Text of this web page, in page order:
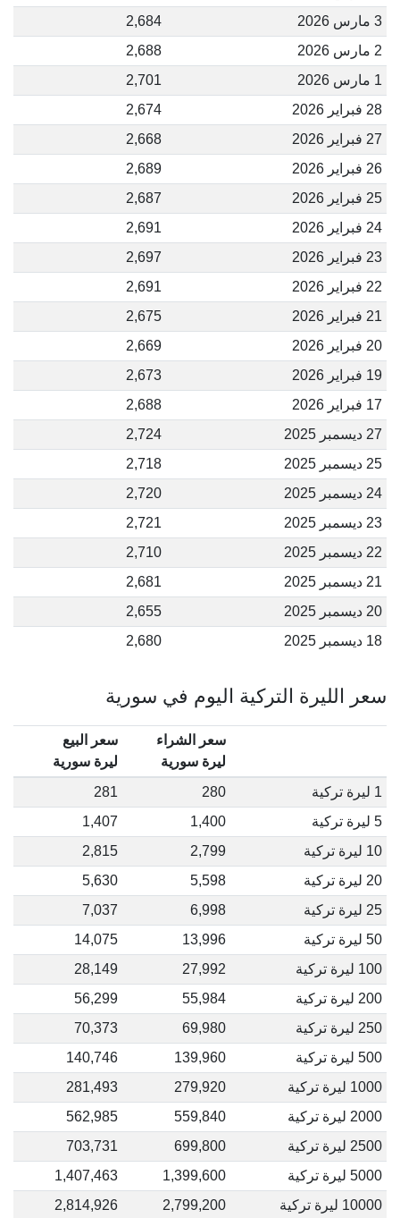
3 مارس 2026
2,684
2 مارس 2026
2,688
1 مارس 2026
2,701
28 فبراير 2026
2,674
27 فبراير 2026
2,668
26 فبراير 2026
2,689
25 فبراير 2026
2,687
24 فبراير 2026
2,691
23 فبراير 2026
2,697
22 فبراير 2026
2,691
21 فبراير 2026
2,675
20 فبراير 2026
2,669
19 فبراير 2026
2,673
17 فبراير 2026
2,688
27 ديسمبر 2025
2,724
25 ديسمبر 2025
2,718
24 ديسمبر 2025
2,720
23 ديسمبر 2025
2,721
22 ديسمبر 2025
2,710
21 ديسمبر 2025
2,681
20 ديسمبر 2025
2,655
18 ديسمبر 2025
2,680
سعر الليرة التركية اليوم في سورية
سعر الشراء
ليرة سورية
سعر البيع
ليرة سورية
1 ليرة تركية
280
281
5 ليرة تركية
1,400
1,407
10 ليرة تركية
2,799
2,815
20 ليرة تركية
5,598
5,630
25 ليرة تركية
6,998
7,037
50 ليرة تركية
13,996
14,075
100 ليرة تركية
27,992
28,149
200 ليرة تركية
55,984
56,299
250 ليرة تركية
69,980
70,373
500 ليرة تركية
139,960
140,746
1000 ليرة تركية
279,920
281,493
2000 ليرة تركية
559,840
562,985
2500 ليرة تركية
699,800
703,731
5000 ليرة تركية
1,399,600
1,407,463
10000 ليرة تركية
2,799,200
2,814,926